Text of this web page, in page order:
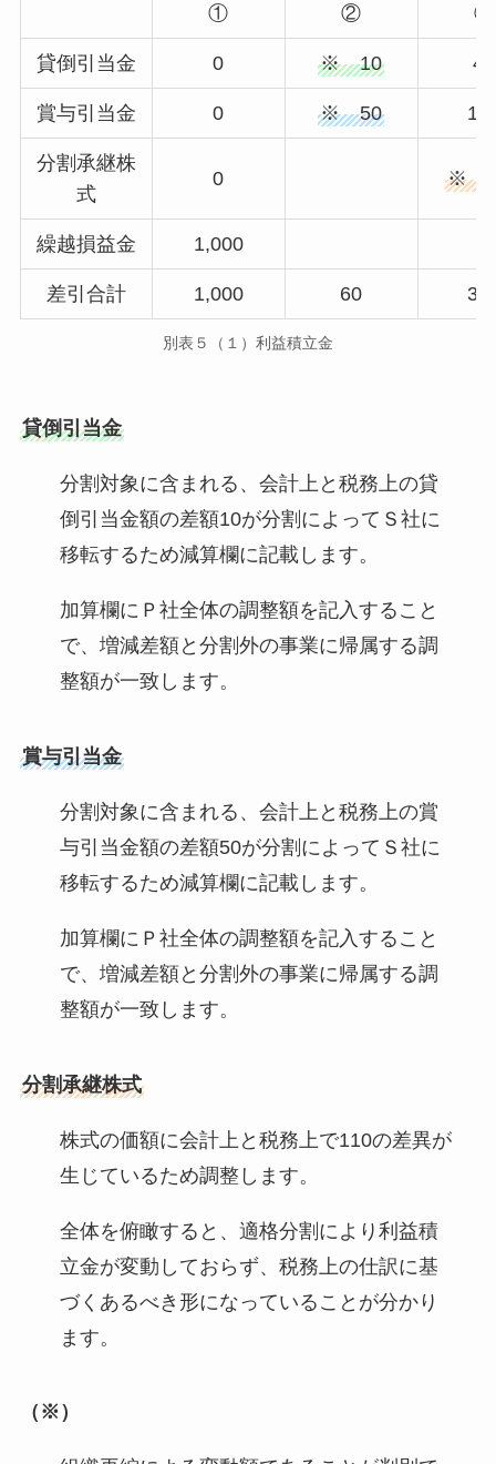
① ② ③
貸倒引当金 0 ※ 10 40
賞与引当金 0 ※ 50
分割承継株
式
0 ※
繰越損益金 1,000
差引合計 1,000 60
別表５（１）利益積立金
貸倒引当金
分割対象に含まれる、会計上と税務上の貸
倒引当金額の差額10が分割によってＳ社に
移転するため減算欄に記載します。
加算欄にＰ社全体の調整額を記入すること
で、増減差額と分割外の事業に帰属する調
整額が一致します。
賞与引当金
分割対象に含まれる、会計上と税務上の賞
与引当金額の差額50が分割によってＳ社に
移転するため減算欄に記載します。
加算欄にＰ社全体の調整額を記入すること
で、増減差額と分割外の事業に帰属する調
整額が一致します。
分割承継株式
株式の価額に会計上と税務上で110の差異が
生じているため調整します。
全体を俯瞰すると、適格分割により利益積
立金が変動しておらず、税務上の仕訳に基
づくあるべき形になっていることが分かり
ます。
（※）